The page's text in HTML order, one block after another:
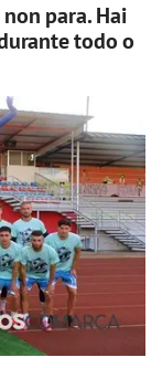
para. Hai
todo o